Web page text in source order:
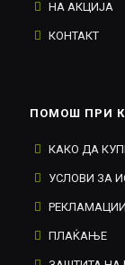
НА АКЦИЈА
КОНТАКТ
ПОМОШ ПРИ
КАКО ДА
УСЛОВИ ЗА
РЕКЛАМАЦИИ
ПЛАЌАЊЕ